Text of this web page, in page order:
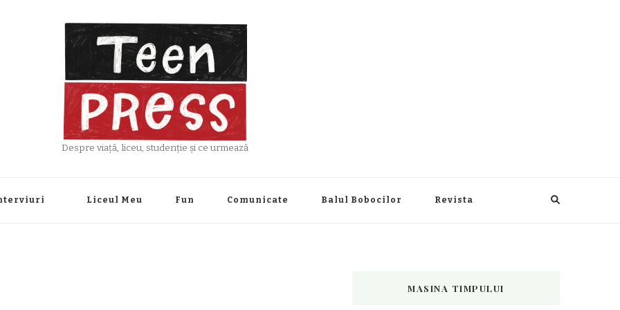
Despre viață, liceu, studenție și ce urmează
Liceul Meu Fun Comunicate Balul Bobocilor Revista
MASINA TIMPULUI